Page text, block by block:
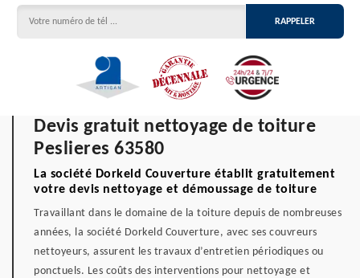
Devis gratuit nettoyage de toiture
Peslieres 63580
La société Dorkeld Couverture établit gratuitement
votre devis nettoyage et démoussage de toiture
Travaillant dans le domaine de la toiture depuis de nombreuses
années, la société Dorkeld Couverture, avec ses couvreurs
nettoyeurs, assurent les travaux d’entretien périodiques ou
ponctuels. Les coûts des interventions pour nettoyage et